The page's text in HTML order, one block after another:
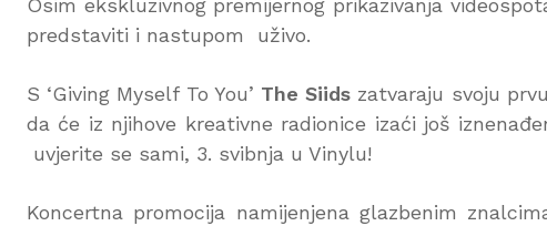
Osim ekskluzivnog premijernog prikazivanja
predstaviti i nastupom uživo.
S ‘Giving Myself To You’ The Siids zatvaraju svoju
da će iz njihove kreativne radionice izaći još
uvjerite se sami, 3. svibnja u Vinylu!
Koncertna promocija namijenjena glazbenim